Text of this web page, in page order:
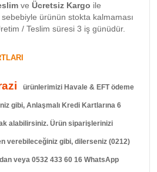
ve Ücretsiz Kargo ile
ürünün stokta kalmaması
/ Teslim süresi 3 iş günüdür.
ürünlerimizi Havale & EFT ödeme
gibi, Anlaşmalı Kredi Kartlarına 6
alabilirsiniz. Ürün siparişlerinizi
verebileceğiniz gibi, dilerseniz (0212)
veya 0532 433 60 16 WhatsApp